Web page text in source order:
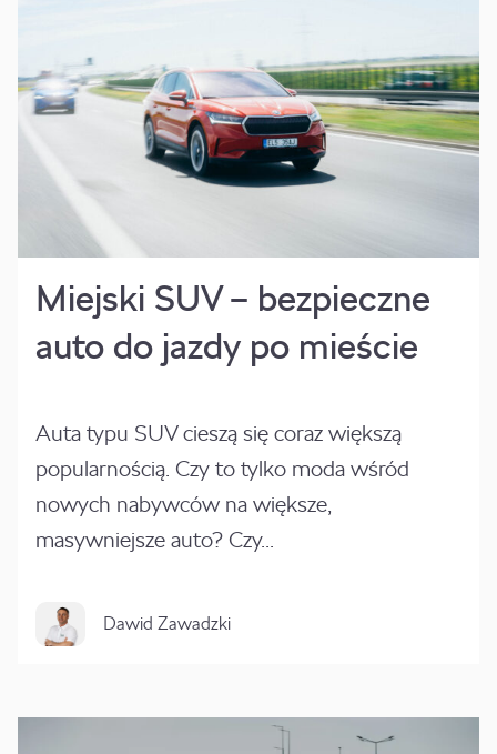
Miejski SUV – bezpieczne
auto do jazdy po mieście
Auta typu SUV cieszą się coraz większą
popularnością. Czy to tylko moda wśród
nowych nabywców na większe,
masywniejsze auto? Czy...
Dawid Zawadzki